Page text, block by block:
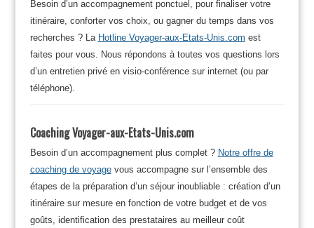
Besoin d’un accompagnement ponctuel, pour finaliser votre
itinéraire, conforter vos choix, ou gagner du temps dans vos
recherches ? La Hotline Voyager-aux-Etats-Unis.com est
faites pour vous. Nous répondons à toutes vos questions lors
d’un entretien privé en visio-conférence sur internet (ou par
téléphone).
Coaching Voyager-aux-Etats-Unis.com
Besoin d’un accompagnement plus complet ? Notre offre de
coaching de voyagevous accompagne sur l’ensemble des
étapes de la préparation d’un séjour inoubliable : création d’un
itinéraire sur mesure en fonction de votre budget et de vos
goûts, identification des prestataires au meilleur coût